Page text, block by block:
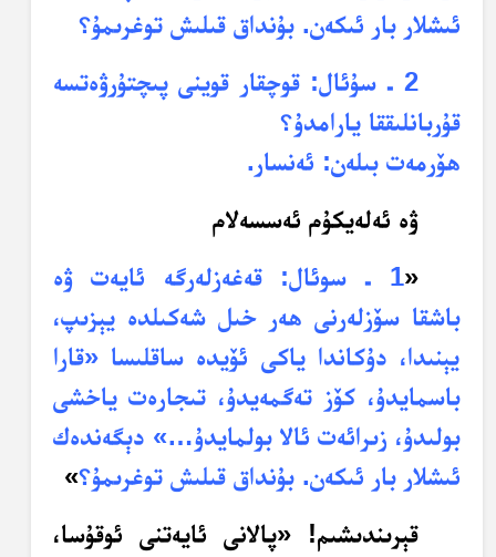
ئىشلار بار ئىكەن. بۇنداق قىلىش توغرىمۇ؟
2 ـ سۇئال: قوچقار قوينى پىچتۇرۋەتسە
قۇربانلىققا يارامدۇ؟
ھۆرمەت بىلەن: ئەنسار.
ۋە ئەلەيكۇم ئەسسەلام
«
1 ـ سوئال: قەغەزلەرگە ئايەت ۋە
باشقا سۆزلەرنى ھەر خىل شەكىلدە يېزىپ،
يېنىدا، دۇكاندا ياكى ئۆيدە ساقلىسا «قارا
باسمايدۇ، كۆز تەگمەيدۇ، تىجارەت ياخشى
بولىدۇ، زىرائەت ئالا بولمايدۇ…» دېگەندەك
ئىشلار بار ئىكەن. بۇنداق قىلىش توغرىمۇ؟»
قېرىندىشىم! «پالانى ئايەتنى ئوقۇسا،